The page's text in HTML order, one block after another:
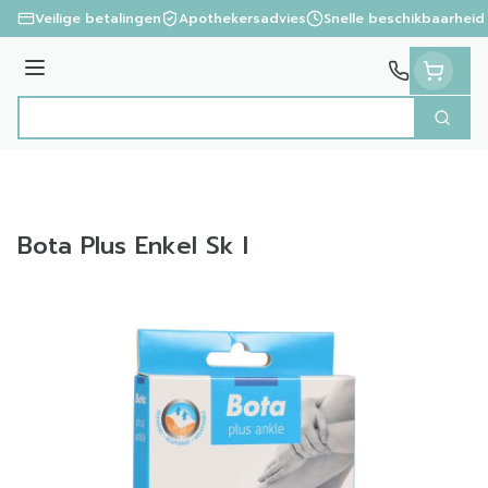
Ga naar de inhoud
Veilige betalingen Apothekersadvies Snelle beschikbaarheid
Menu
Zoek
Bota Plus Enkel Sk l